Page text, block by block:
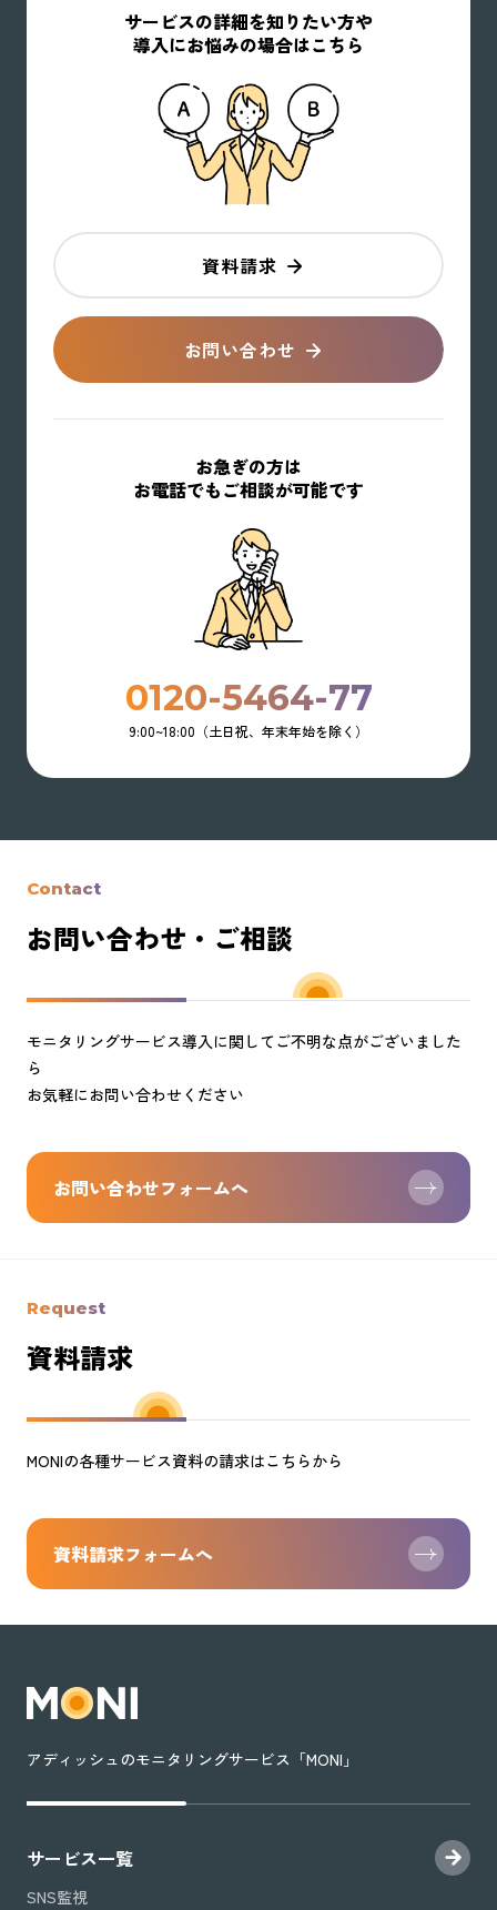
サービスの詳細を知りたい方や
導入にお悩みの場合はこちら
資料請求
お問い合わせ
お急ぎの方は
お電話でもご相談が可能です
0120-5464-77
9:00~18:00（土日祝、年末年始を除く）
Contact
お問い合わせ・ご相談
モニタリングサービス導入に関してご不明な点がございました
ら
お気軽にお問い合わせください
お問い合わせフォームへ
Request
資料請求
MONIの各種サービス資料の請求はこちらから
資料請求フォームへ
アディッシュのモニタリングサービス「MONI」
サービス一覧
SNS監視